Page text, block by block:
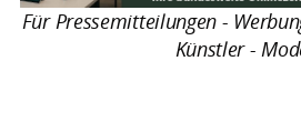
Für Pressemitteilungen -
Künstler -